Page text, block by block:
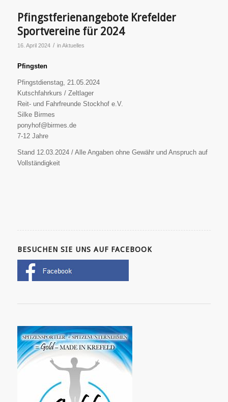
Pfingstferienangebote Krefelder
Sportvereine für 2024
16. April 2024 / inAktuelles
Pfingsten
Pfingstdienstag, 21.05.2024
Kutschfahrkurs / Zeltlager
Reit- und Fahrfreunde Stockhof e.V.
Silke Birmes
ponyhof@birmes.de
7-12 Jahre
Stand 12.03.2024 / Alle Angaben ohne Gewähr und Anspruch auf
Vollständigkeit
BESUCHEN SIE UNS AUF FACEBOOK